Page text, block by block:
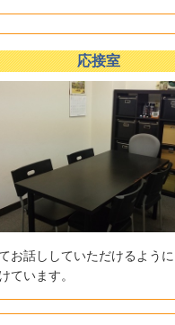
応接室
お話ししていただけるよう
ています。